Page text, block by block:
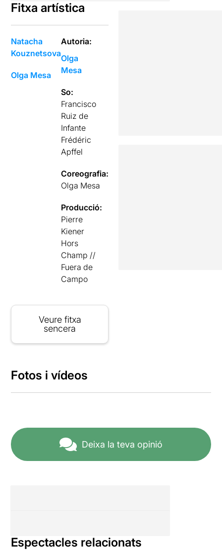
Fitxa artística
Natacha
Kouznetsova
Olga Mesa
Autoria:
Olga
Mesa
So:
Francisco
Ruiz de
Infante
Frédéric
Apffel
Coreografia:
Olga Mesa
Producció:
Pierre
Kiener
Hors
Champ //
Fuera de
Campo
Veure fitxa
sencera
Fotos i vídeos
Deixa la teva opinió
Espectacles relacionats